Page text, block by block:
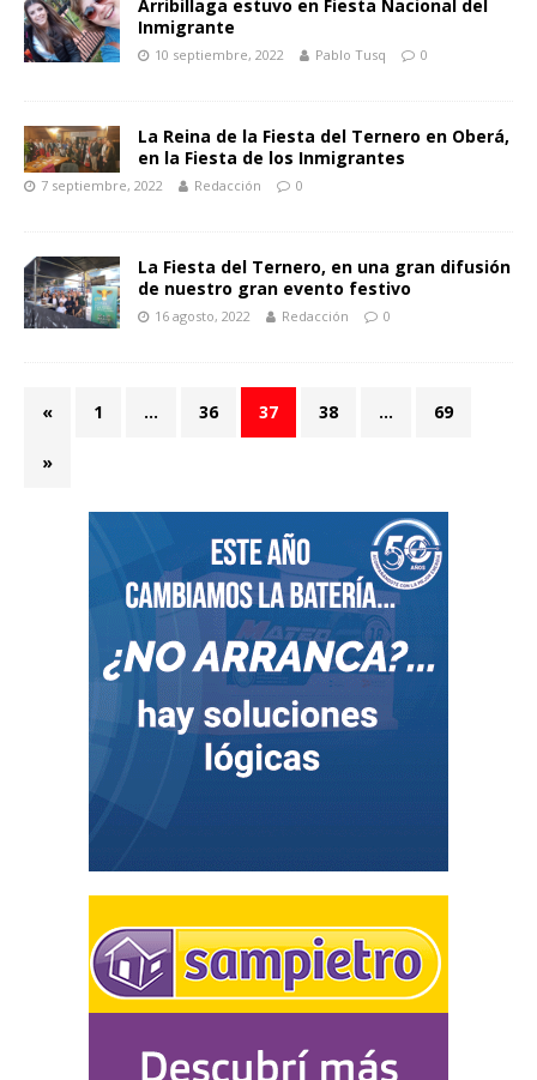
Arribillaga estuvo en Fiesta Nacional del
Inmigrante
10 septiembre, 2022 Pablo Tusq 0
La Reina de la Fiesta del Ternero en Oberá,
en la Fiesta de los Inmigrantes
7 septiembre, 2022 Redacción 0
La Fiesta del Ternero, en una gran difusión
de nuestro gran evento festivo
16 agosto, 2022 Redacción 0
« 1 … 36 37 38 … 69
»